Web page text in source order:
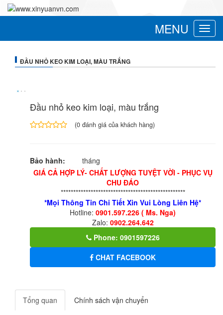
Toggle
MENU
ĐẦU NHỎ KEO KIM LOẠI, MÀU TRẮNG
Đầu nhỏ keo kim loại, màu trắng
dựa
trên
đánh
(0 đánh giá của khách hàng)
Bảo hành:
tháng
GIÁ CẢ HỢP LÝ- CHẤT LƯỢNG TUYỆT VỜI - PHỤC VỤ
CHU ĐÁO
**************************************************
*Mọi Thông Tin Chi Tiết Xin Vui Lòng Liên Hệ*
Hotline: 0901.597.226 ( Ms. Nga)
Zalo: 0902.264.642
Phone: 0901597226
CHAT FACEBOOK
Tổng quan Chính sách vận chuyển